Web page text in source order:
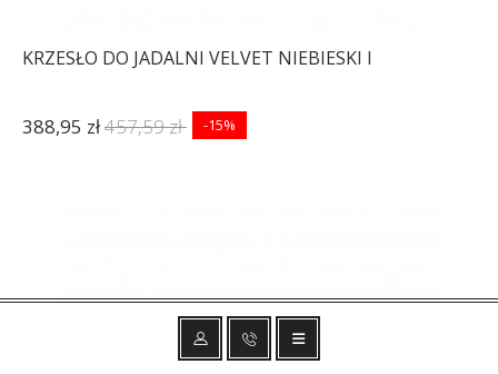
KRZESŁO DO JADALNI VELVET NIEBIESKI I
388,95 zł457,59 zł -15%